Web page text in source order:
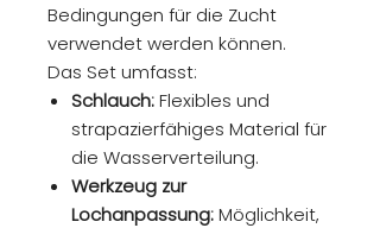
Bedingungen für die Zucht
verwendet werden können.
Das Set umfasst:
Schlauch:Flexibles und
strapazierfähiges Material für
die Wasserverteilung.
Werkzeug zur
Lochanpassung:Möglichkeit,